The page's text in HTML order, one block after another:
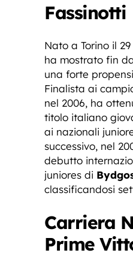
Fassinotti
Nato a Torino il
ha mostrato fin
una forte
Finalista ai
nel 2006, ha
titolo italiano
ai nazionali
successivo, nel
debutto
juniores di
classificandosi
Carriera
Prime